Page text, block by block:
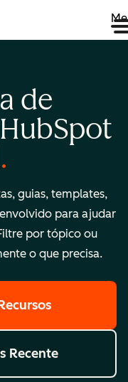
de
guias, templates,
para ajudar
por tópico ou
o que precisa.
Recente